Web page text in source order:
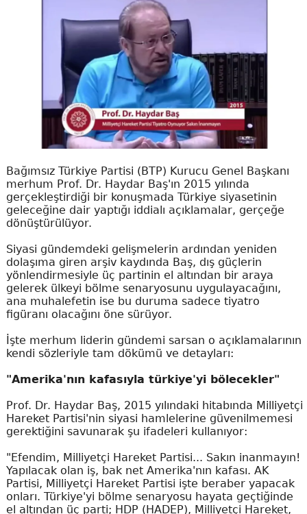
Bağımsız Türkiye Partisi (BTP) Kurucu Genel Başkanı
merhum Prof. Dr. Haydar Baş'ın 2015 yılında
gerçekleştirdiği bir konuşmada Türkiye siyasetinin
geleceğine dair yaptığı iddialı açıklamalar, gerçeğe
dönüştürülüyor.
Siyasi gündemdeki gelişmelerin ardından yeniden
dolaşıma giren arşiv kaydında Baş, dış güçlerin
yönlendirmesiyle üç partinin el altından bir araya
gelerek ülkeyi bölme senaryosunu uygulayacağını,
ana muhalefetin ise bu duruma sadece tiyatro
figüranı olacağını öne sürüyor.
İşte merhum liderin gündemi sarsan o açıklamalarının
kendi sözleriyle tam dökümü ve detayları:
"Amerika'nın kafasıyla türkiye'yi bölecekler"
Prof. Dr. Haydar Baş, 2015 yılındaki hitabında Milliyetçi
Hareket Partisi'nin siyasi hamlelerine güvenilmemesi
gerektiğini savunarak şu ifadeleri kullanıyor:
"Efendim, Milliyetçi Hareket Partisi... Sakın inanmayın!
Yapılacak olan iş, bak net Amerika'nın kafası. AK
Partisi, Milliyetçi Hareket Partisi işte beraber yapacak
onları. Türkiye'yi bölme senaryosu hayata geçtiğinde
el altından üç parti; HDP (HADEP), Milliyetçi Hareket,